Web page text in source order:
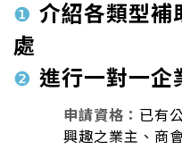
❶ 介紹各類型補
處
❷ 進行一對一企
申請資格： 已有
興趣之業主、商